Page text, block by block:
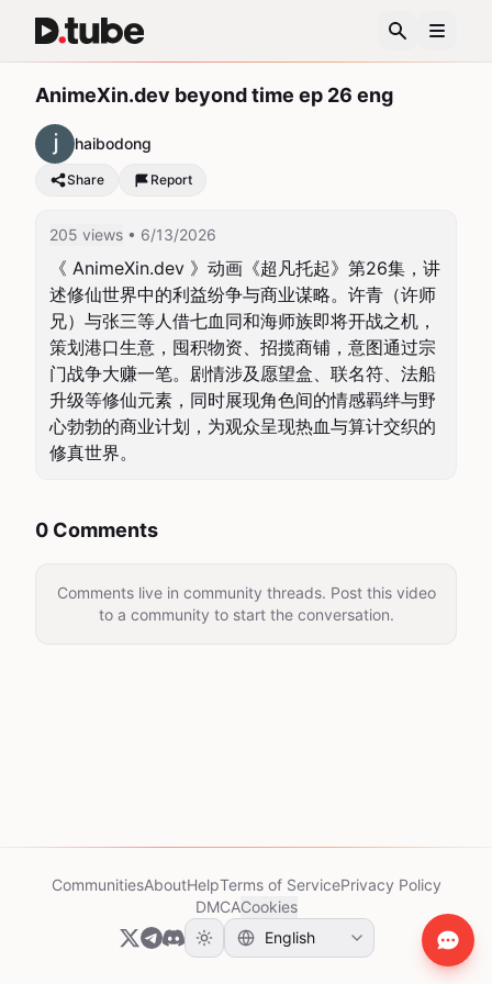
AnimeXin.dev beyond time ep 26 eng
haibodong
Share Report
205 views • 6/13/2026
《 AnimeXin.dev 》动画《超凡托起》第26集，讲
述修仙世界中的利益纷争与商业谋略。许青（许师
兄）与张三等人借七血同和海师族即将开战之机，
策划港口生意，囤积物资、招揽商铺，意图通过宗
门战争大赚一笔。剧情涉及愿望盒、联名符、法船
升级等修仙元素，同时展现角色间的情感羁绊与野
心勃勃的商业计划，为观众呈现热血与算计交织的
修真世界。
0 Comments
Comments live in community threads. Post this video
to a community to start the conversation.
CommunitiesAboutHelpTerms of ServicePrivacy Policy
DMCACookies